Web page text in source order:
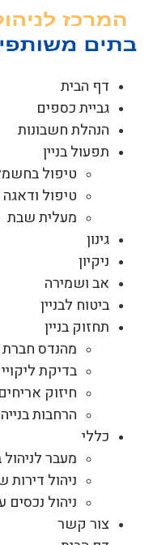
דף הבית
גביית כספים
הנהלת חשבונות
תפעול בניין
טיפול
טיפול ודאגה
מעלית שבת
גינון
ניקיון
אב ושמירה
ביטוח לבניין
תחזוק בניין
מהנדס חברת
בדיקת ליקויי
חיזוק אריחים
הרחבות בנייה
כללי
מעבר
ניהול דירות
ניהול נכסים
צור קשר